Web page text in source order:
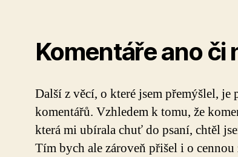
Komentáře ano či
Další z věcí, o které jsem přemýšlel, je
komentářů. Vzhledem k tomu, že
která mi ubírala chuť do psaní, chtěl
Tím bych ale zároveň přišel i o